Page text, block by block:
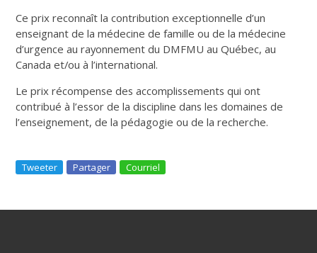
Ce prix reconnaît la contribution exceptionnelle d’un
enseignant de la médecine de famille ou de la médecine
d’urgence au rayonnement du DMFMU au Québec, au
Canada et/ou à l’international.
Le prix récompense des accomplissements qui ont
contribué à l’essor de la discipline dans les domaines de
l’enseignement, de la pédagogie ou de la recherche.
Tweeter Partager Courriel